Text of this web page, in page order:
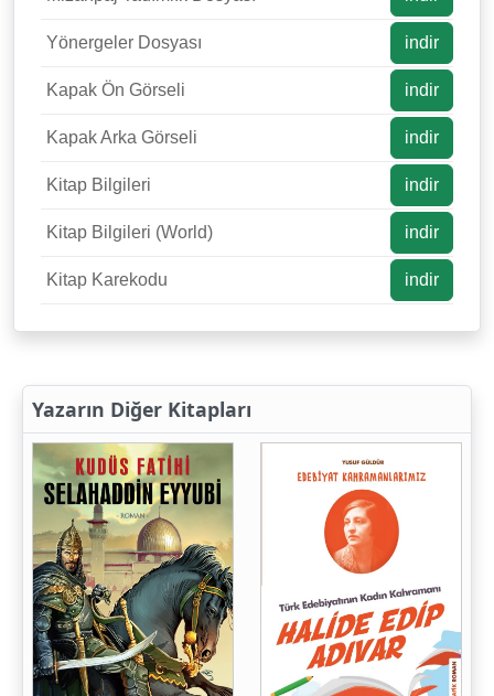
Yönergeler Dosyası indir
Kapak Ön Görseli indir
Kapak Arka Görseli indir
Kitap Bilgileri indir
Kitap Bilgileri (World) indir
Kitap Karekodu indir
Yazarın Diğer Kitapları